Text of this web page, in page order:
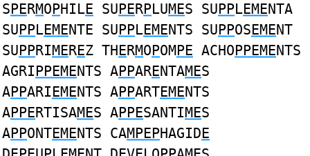
SPERMOPHILE SUPERPLUMES SUPPLEMENTA
SUPPLEMENTE SUPPLEMENTS SUPPOSEMENT
SUPPRIMEREZ THERMOPOMPE ACHOPPEMENTS
AGRIPPEMENTS APPARENTAMES
APPARIEMENTS APPARTEMENTS
APPERTISAMES APPESANTIMES
APPONTEMENTS CAMPEPHAGIDE